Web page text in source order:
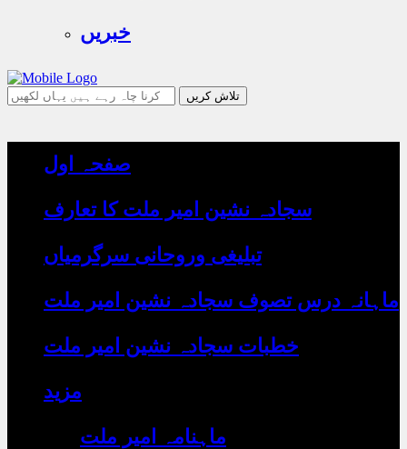
خبریں
جو
چاہ
صفحہ اول
سجادہ نشین امیر ملت کا تعارف
تبلیغی وروحانی سرگرمیاں
ماہانہ درس تصوف سجادہ نشین امیر ملت
خطبات سجادہ نشین امیر ملت
مزید
ماہنامہ امیر ملت